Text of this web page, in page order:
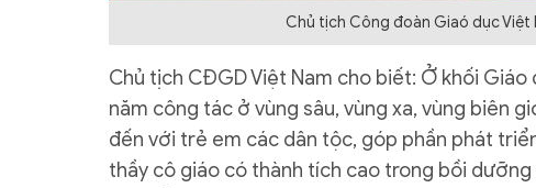
Chủ tịch Công đoàn Giaó dục Việt
Chủ tịch CĐGD Việt Nam cho biết: Ở khối
năm công tác ở vùng sâu, vùng xa, vùng biên
đến với trẻ em các dân tộc, góp phần phát
thầy cô giáo có thành tích cao trong bồi